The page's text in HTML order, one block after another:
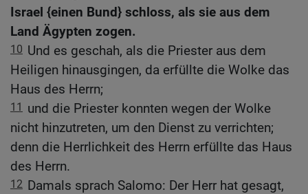
Israel {einen Bund} schloss, als sie aus dem
Land Ägypten zogen.
10 Und es geschah, als die Priester aus dem
Heiligen hinausgingen, da erfüllte die Wolke das
Haus des Herrn;
11 und die Priester konnten wegen der Wolke
nicht hinzutreten, um den Dienst zu verrichten;
denn die Herrlichkeit des Herrn erfüllte das Haus
des Herrn.
12 Damals sprach Salomo: Der Herr hat gesagt,